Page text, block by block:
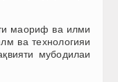
маориф ва илми
ва технологияи
мубодилаи